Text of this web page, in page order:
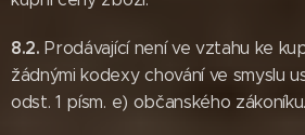
8.2.Prodávající není ve vztahu ke
žádnými kodexy chování ve smyslu
odst. 1 písm. e) občanského zákoníku.